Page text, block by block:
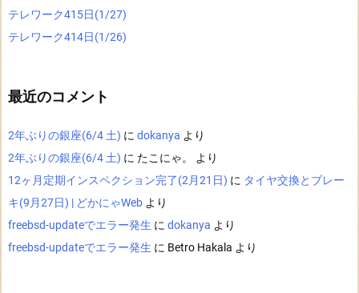
テレワーク415日(1/27)
テレワーク414日(1/26)
最近のコメント
2年ぶりの銀座(6/4 土) に dokanya より
2年ぶりの銀座(6/4 土) に たこにゃ。
より
12ヶ月定期インスペクション完了(2月21日) に タイヤ交換とブレー
キ(9月27日) | どかにゃWeb より
freebsd-updateでエラー発生 に dokanya より
freebsd-updateでエラー発生 に Betro Hakala より